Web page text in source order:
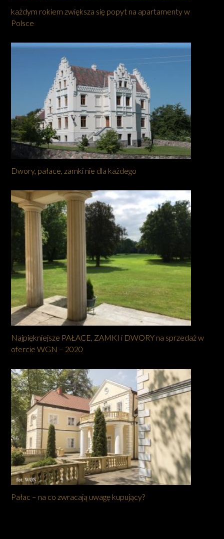
każdym rokiem zwiększa się popyt na apartamenty w
Polsce
Dwory, pałace, zamki nie dla każdego
Najpiękniejsze PAŁACE, ZAMKI i DWORY na sprzedaż w
ofercie WGN – 2020
Pałac – na co zwracają uwagę kupujący?